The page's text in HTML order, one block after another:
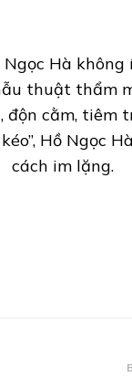
Ngọc Hà
thuật thẩm
độn cằm, tiêm
Hồ Ngọc
cách im lặng.